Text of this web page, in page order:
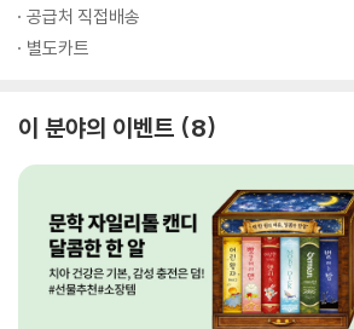
공급처 직접배송
별도카트
이 분야의 이벤트 8